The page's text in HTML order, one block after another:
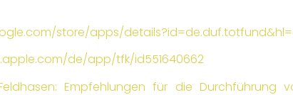
store/apps/
de/app/tfk/id551640662
Empfehlungen für die Durchführung